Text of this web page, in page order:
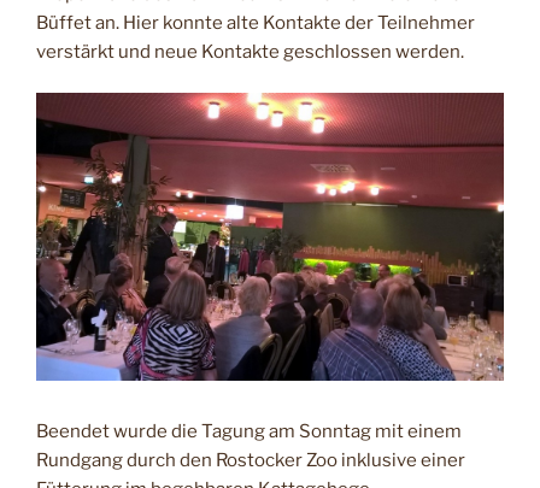
Büffet an. Hier konnte alte Kontakte der Teilnehmer
verstärkt und neue Kontakte geschlossen werden.
Beendet wurde die Tagung am Sonntag mit einem
Rundgang durch den Rostocker Zoo inklusive einer